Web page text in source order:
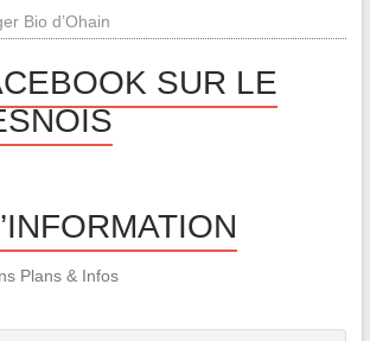
Bio d’Ohain
SUR LE
Plans & Infos